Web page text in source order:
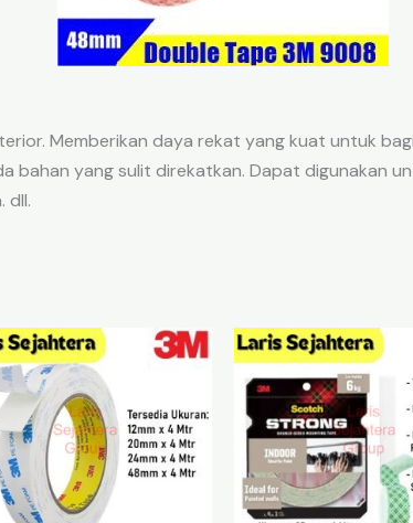
Memberikan daya rekat yang kuat untuk
bahan yang sulit direkatkan. Dapat digunakan
dll.